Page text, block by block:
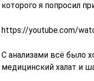
которого я попросил
https://youtube.com/
С анализами всё было
медицинский халат и